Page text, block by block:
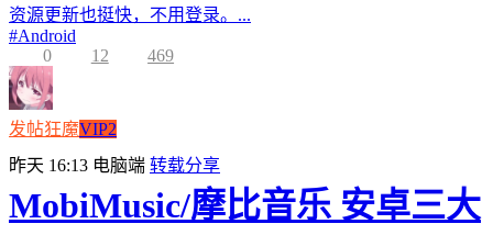
资源更新也挺快，不用登录。...
#Android
0
12 469
发帖狂魔VIP2
昨天 16:13 电脑端 转载分享
MobiMusic/摩比音乐 安卓三大